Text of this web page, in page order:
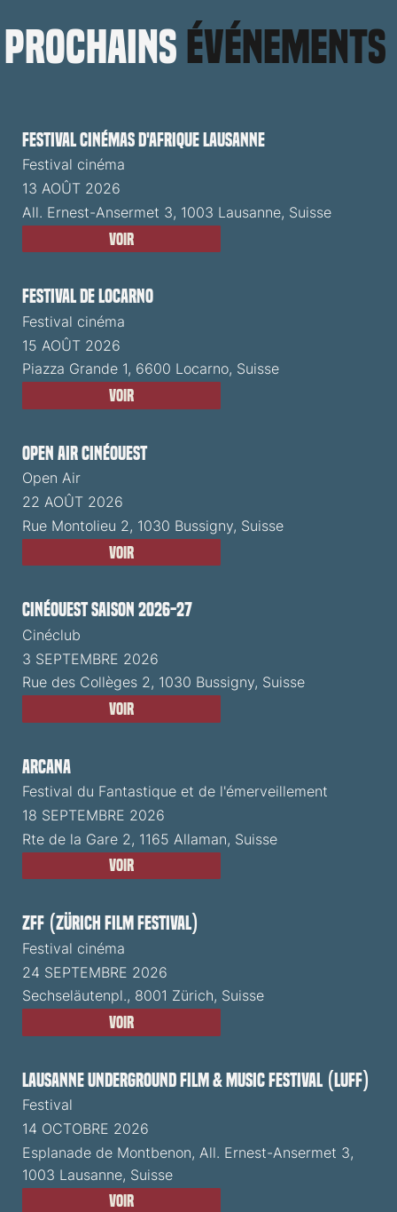
prochains événements
Festival cinémas d'Afrique Lausanne
Festival cinéma
13 AOÛT 2026
All. Ernest-Ansermet 3, 1003 Lausanne, Suisse
Voir
Festival de Locarno
Festival cinéma
15 AOÛT 2026
Piazza Grande 1, 6600 Locarno, Suisse
Voir
Open Air CinéOuest
Open Air
22 AOÛT 2026
Rue Montolieu 2, 1030 Bussigny, Suisse
Voir
CinéOuest Saison 2026-27
Cinéclub
3 SEPTEMBRE 2026
Rue des Collèges 2, 1030 Bussigny, Suisse
Voir
ARCANA
Festival du Fantastique et de l'émerveillement
18 SEPTEMBRE 2026
Rte de la Gare 2, 1165 Allaman, Suisse
Voir
ZFF (Zürich Film Festival)
Festival cinéma
24 SEPTEMBRE 2026
Sechseläutenpl., 8001 Zürich, Suisse
Voir
Lausanne Underground Film & Music Festival (LUFF)
Festival
14 OCTOBRE 2026
Esplanade de Montbenon, All. Ernest-Ansermet 3,
1003 Lausanne, Suisse
Voir